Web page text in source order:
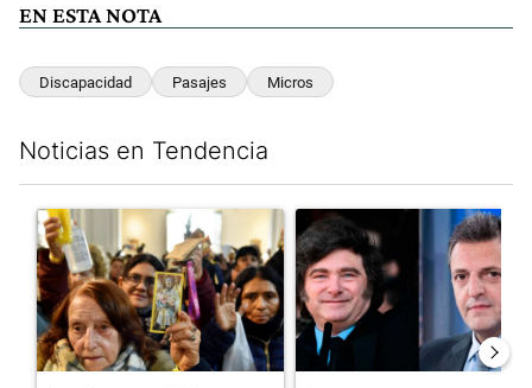
EN ESTA NOTA
Discapacidad Pasajes Micros
Noticias en Tendencia
Un artículo de tendencia con el título "San Cayetano 2026:
Un artículo de tendencia